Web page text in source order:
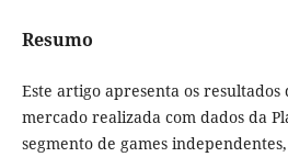
Resumo
Este artigo apresenta os resultados
mercado realizada com dados da
segmento de games